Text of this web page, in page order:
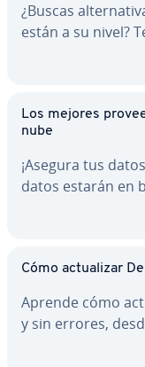
¿Buscas
están a su nivel?
Los mejores
nube
¡Asegura tus
datos estarán en
Cómo ac­tua­li­zar
Aprende cómo
y sin errores,